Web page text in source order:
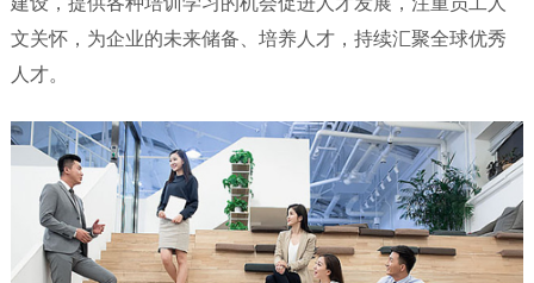
文关怀，为企业的未来储备、培养人才，持续汇聚全球优秀
人才。